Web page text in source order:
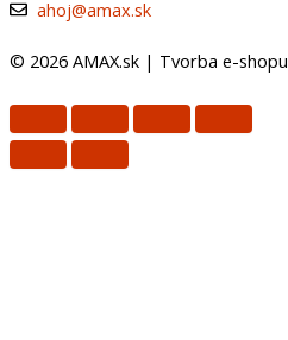
ahoj@amax.sk
© 2026 AMAX.sk | Tvorba e-shopu